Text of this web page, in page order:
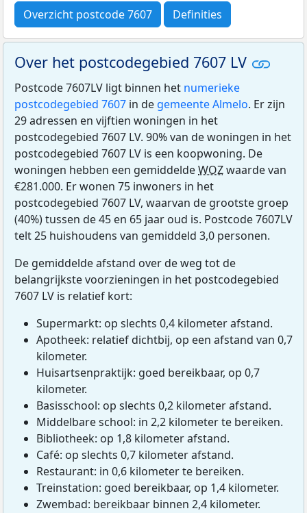
Overzicht postcode 7607 Definities
Over het postcodegebied 7607 LV
Postcode 7607LV ligt binnen het numerieke
postcodegebied 7607 in de gemeente Almelo. Er zijn
29 adressen en vijftien woningen in het
postcodegebied 7607 LV. 90% van de woningen in het
postcodegebied 7607 LV is een koopwoning. De
woningen hebben een gemiddeldeWOZwaarde van
€281.000. Er wonen 75 inwoners in het
postcodegebied 7607 LV, waarvan de grootste groep
(40%) tussen de 45 en 65 jaar oud is. Postcode 7607LV
telt 25 huishoudens van gemiddeld 3,0 personen.
De gemiddelde afstand over de weg tot de
belangrijkste voorzieningen in het postcodegebied
7607 LV is relatief kort:
Supermarkt: op slechts 0,4 kilometer afstand.
Apotheek: relatief dichtbij, op een afstand van 0,7
kilometer.
Huisartsenpraktijk: goed bereikbaar, op 0,7
kilometer.
Basisschool: op slechts 0,2 kilometer afstand.
Middelbare school: in 2,2 kilometer te bereiken.
Bibliotheek: op 1,8 kilometer afstand.
Café: op slechts 0,7 kilometer afstand.
Restaurant: in 0,6 kilometer te bereiken.
Treinstation: goed bereikbaar, op 1,4 kilometer.
Zwembad: bereikbaar binnen 2,4 kilometer.